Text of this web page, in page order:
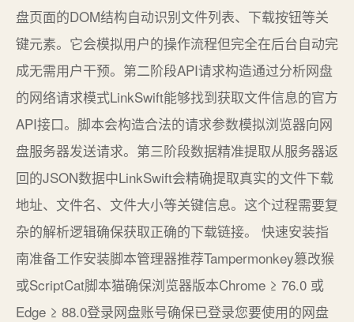
盘页面的DOM结构自动识别文件列表、下载按钮等关
键元素。它会模拟用户的操作流程但完全在后台自动完
成无需用户干预。第二阶段API请求构造通过分析网盘
的网络请求模式LinkSwift能够找到获取文件信息的官方
API接口。脚本会构造合法的请求参数模拟浏览器向网
盘服务器发送请求。第三阶段数据精准提取从服务器返
回的JSON数据中LinkSwift会精确提取真实的文件下载
地址、文件名、文件大小等关键信息。这个过程需要复
杂的解析逻辑确保获取正确的下载链接。 快速安装指
南准备工作安装脚本管理器推荐Tampermonkey篡改猴
或ScriptCat脚本猫确保浏览器版本Chrome ≥ 76.0 或
Edge ≥ 88.0登录网盘账号确保已登录您要使用的网盘